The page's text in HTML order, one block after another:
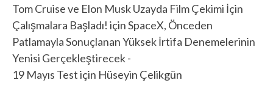
Tom Cruise ve Elon Musk Uzayda Film Çekimi İçin
Çalışmalara Başladı! içinSpaceX, Önceden
Patlamayla Sonuçlanan Yüksek İrtifa Denemelerinin
Yenisi Gerçekleştirecek -
19 Mayıs Testiçin Hüseyin Çelikgün